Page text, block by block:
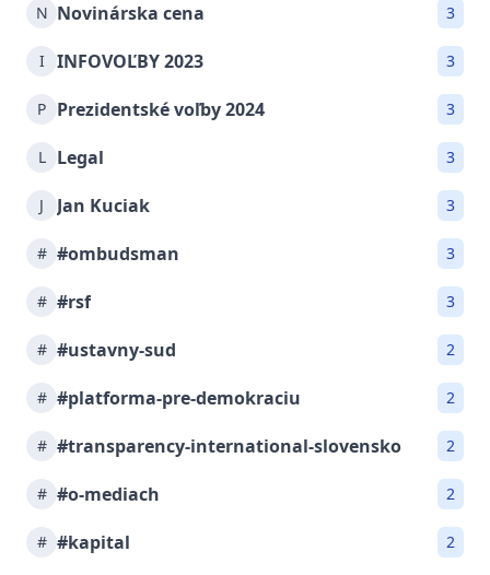
N Novinárska cena 3
I INFOVOĽBY 2023 3
P Prezidentské voľby 2024 3
L Legal 3
J Jan Kuciak 3
# #ombudsman 3
# #rsf 3
# #ustavny-sud 2
# #platforma-pre-demokraciu 2
# #transparency-international-slovensko 2
# #o-mediach 2
# #kapital 2